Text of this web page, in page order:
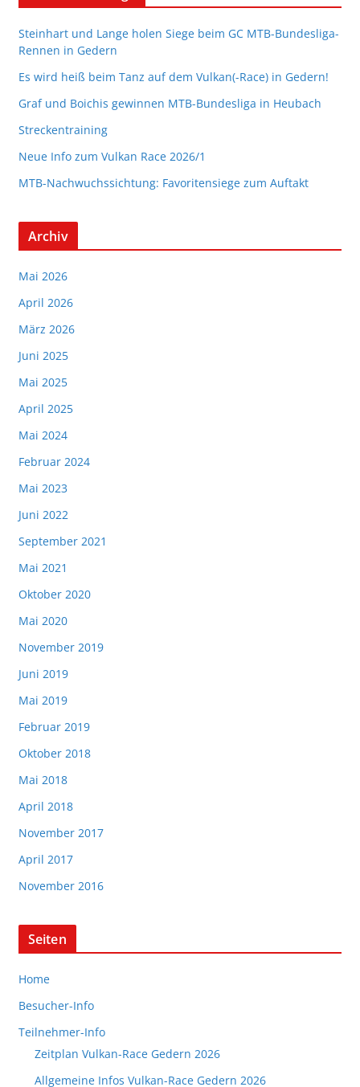
Steinhart und Lange holen Siege beim GC MTB-Bundesliga-
Rennen in Gedern
Es wird heiß beim Tanz auf dem Vulkan(-Race) in Gedern!
Graf und Boichis gewinnen MTB-Bundesliga in Heubach
Streckentraining
Neue Info zum Vulkan Race 2026/1
MTB-Nachwuchssichtung: Favoritensiege zum Auftakt
Archiv
Mai 2026
April 2026
März 2026
Juni 2025
Mai 2025
April 2025
Mai 2024
Februar 2024
Mai 2023
Juni 2022
September 2021
Mai 2021
Oktober 2020
Mai 2020
November 2019
Juni 2019
Mai 2019
Februar 2019
Oktober 2018
Mai 2018
April 2018
November 2017
April 2017
November 2016
Seiten
Home
Besucher-Info
Teilnehmer-Info
Zeitplan Vulkan-Race Gedern 2026
Allgemeine Infos Vulkan-Race Gedern 2026